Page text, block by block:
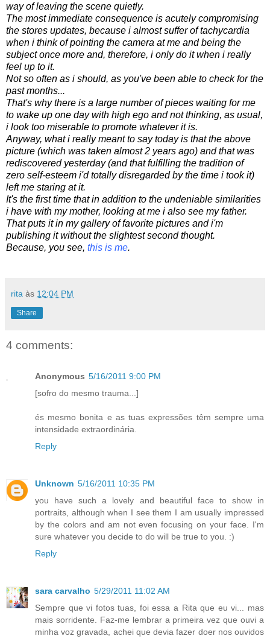
way of leaving the scene quietly.
The most immediate consequence is acutely compromising
the stores updates, because i almost suffer of tachycardia
when i think of pointing the camera at me and being the
subject once more and, therefore, i only do it when i really
feel up to it.
Not so often as i should, as you've been able to checkfor the
past months...
That's why there is a large number of pieces waiting for me
to wake up one day with high ego and not thinking, as usual,
i look too miserable to promote whatever it is.
Anyway, what i really meant to saytodayis that the above
picture (which was taken almost 2 years ago) andthat was
rediscovered yesterday (and that fulfilling the tradition of
zero self-esteem i'd totally disregarded by the time i took it)
left me staring at it.
It's the first time that in addition to the undeniable similarities
i have with my mother, looking at me i also see my father.
That puts it in my gallery of favorite pictures and i'm
publishing it without the slightestsecond thought.
Because, you see, this is me.
rita às 12:04 PM
Share
4 comments:
Anonymous 5/16/2011 9:00 PM
[sofro do mesmo trauma...]
és mesmo bonita e as tuas expressões têm sempre uma
intensidade extraordinária.
Reply
Unknown 5/16/2011 10:35 PM
you have such a lovely and beautiful face to show in
portraits, although when I see them I am usually impressed
by the colors and am not even focusing on your face. I'm
sure whatever you decide to do will be true to you. :)
Reply
sara carvalho 5/29/2011 11:02 AM
Sempre que vi fotos tuas, foi essa a Rita que eu vi... mas
mais sorridente. Faz-me lembrar a primeira vez que ouvi a
minha voz gravada, achei que devia fazer doer nos ouvidos